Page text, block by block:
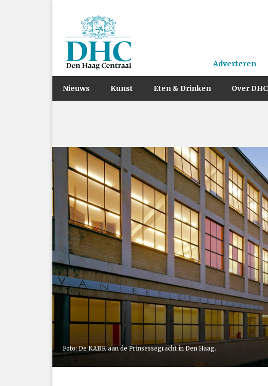
Adverteren
Nieuws Kunst Eten & Drinken Over DHC
Foto: De KABK aan de Prinsessegracht in Den Haag.